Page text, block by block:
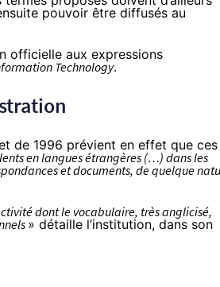
pouvoir être diffusés au
officielle aux expressions
Technology.
de 1996 prévient en effet que ces
en langues étrangères (…) dans les
et documents, de quelque
dont le vocabulaire, très anglicisé,
» détaille l’institution, dans son